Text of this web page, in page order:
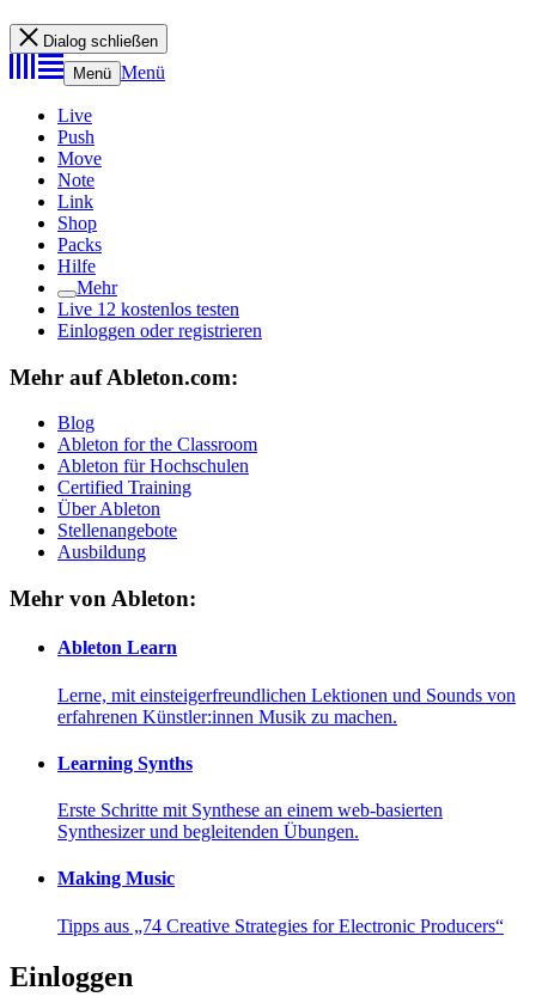
Dialog schließen
Menü Menü
Live
Push
Move
Note
Link
Shop
Packs
Hilfe
Mehr
Live 12 kostenlos testen
Einloggen oder registrieren
Mehr auf Ableton.com:
Blog
Ableton for the Classroom
Ableton für Hochschulen
Certified Training
Über Ableton
Stellenangebote
Ausbildung
Mehr von Ableton:
Ableton Learn
Lerne, mit einsteigerfreundlichen Lektionen und Sounds von
erfahrenen Künstler:innen Musik zu machen.
Learning Synths
Erste Schritte mit Synthese an einem web-basierten
Synthesizer und begleitenden Übungen.
Making Music
Tipps aus „74 Creative Strategies for Electronic Producers“
Einloggen